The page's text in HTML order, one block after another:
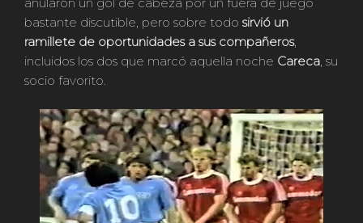
bastante discutible, pero sobre todo sirvió un
ramillete de oportunidades a sus compañeros,
incluidos los dos que marcó aquella noche Careca, su
socio favorito.